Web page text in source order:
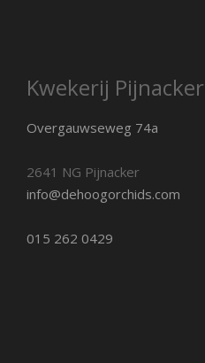
Kwekerij Pijnacker
Overgauwseweg 74a
2641 NG Pijnacker
info@dehoogorchids.com
015 262 0429